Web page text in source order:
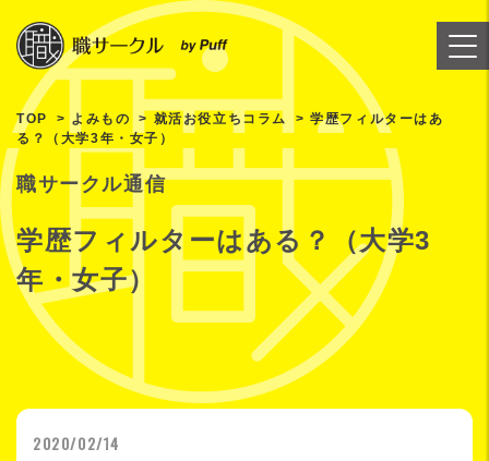
TOP よみもの 就活お役立ちコラム
学歴フィルターはあ
る？（大学3年・女子）
職サークル通信
学歴フィルターはある？（大学3
年・女子）
2020/02/14